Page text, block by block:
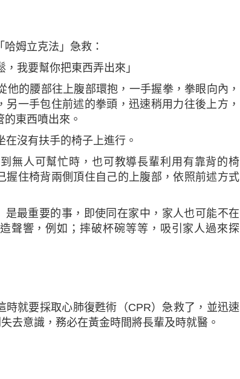
姆立克法」急救：
我要幫你把東西弄出來」
他的腰部往上腹部環抱，一手握拳，拳眼向內，
另一手包住前述的拳頭，迅速稍用力往後上方，
東西噴出來。
沒有扶手的椅子上進行。
無人可幫忙時，也可教導長輩利用有靠背的椅
握住椅背兩側頂住自己的上腹部，依照前述方式
是最重要的事，即使同在家中，家人也可能不在
聲響，例如；摔破杯碗等等，吸引家人過來探
時就要採取心肺復甦術（CPR）急救了，並迅速
去意識，務必在黃金時間將長輩及時就醫。